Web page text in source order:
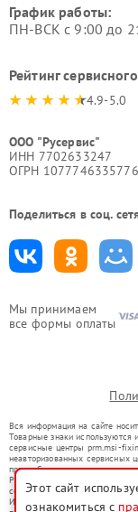
Мы принимаем
все формы оплаты
График работы:
ПН-ВСК с 9:00 до
Рейтинг
4.9-5.0
ООО "Русервис"
ИНН 7702633247
ОГРН 1077746335776
Поделиться в соц.
Вся информация на сайте
Товарные знаки используются
сервисные центры prm.msi-
неавторизованных сервисных
правообладателями товарных
Ремонт осуществляется для
со статьей 1487 ГК РФ.
Использование товарных
Этот сайт
ознакомиться с